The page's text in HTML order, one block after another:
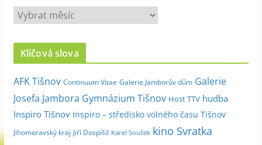
A
c
v
d
l
e
Klíčová slova
AFK Tišnov Continuum Vitae Galerie Jamborův dům Galerie
Josefa Jambora Gymnázium Tišnov Host TTV hudba
Inspiro Tišnov Inspiro – středisko volného času Tišnov
Jihomoravský kraj Jiří Dospíšil Karel Souček kino Svratka